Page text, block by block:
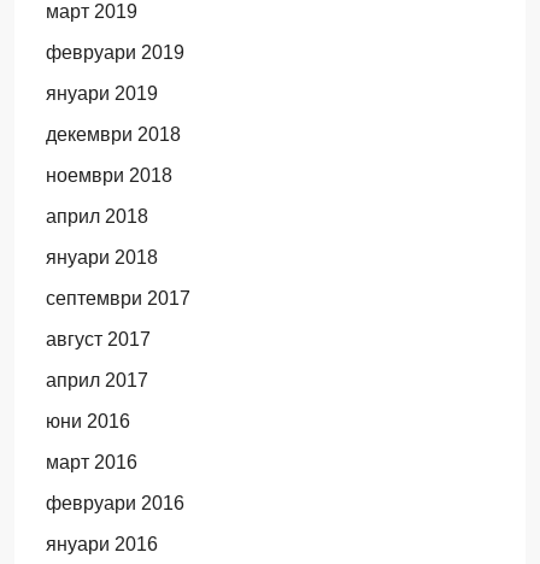
март 2019
февруари 2019
януари 2019
декември 2018
ноември 2018
април 2018
януари 2018
септември 2017
август 2017
април 2017
юни 2016
март 2016
февруари 2016
януари 2016